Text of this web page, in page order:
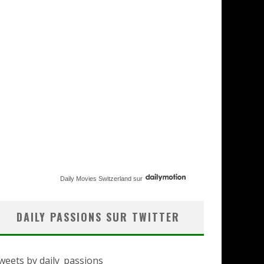
Daily Movies Switzerland sur
DAILY PASSIONS SUR TWITTER
by daily_passions